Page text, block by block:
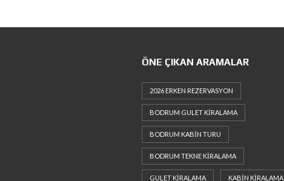
ÖNE ÇIKAN ARAMALAR
2026 ERKEN REZERVASYON
BODRUM GULET KIRALAMA
BODRUM KABIN TURU
BODRUM TEKNE KIRALAMA
GULET KIRALAMA KABIN KIRALAMA